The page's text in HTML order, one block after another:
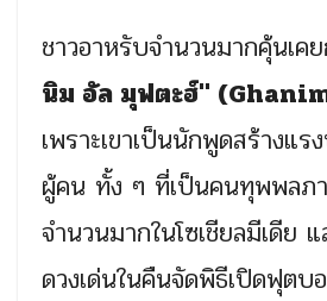
ชาวอาหรับจำนวนมากคุ้นเค
นิม อัล มุฟตะฮ์"
เพราะเขาเป็นนักพูดสร้างแร
ผู้คน ทั้ง ๆ ที่เป็นคนทุพพลภ
จำนวนมากในโซเชียลมีเดีย
ดวงเด่นในคืนจัดพิธีเปิดฟุต